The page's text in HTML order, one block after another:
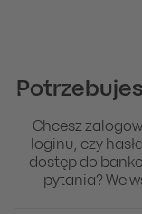
Chcesz
loginu, czy
dostęp do
pytania? We